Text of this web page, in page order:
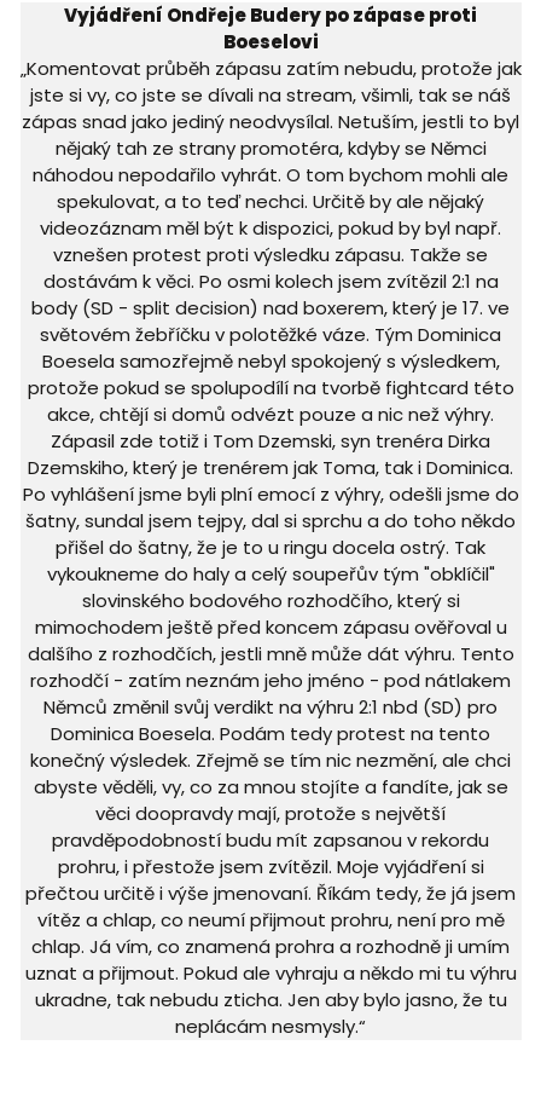
Vyjádření Ondřeje Budery po zápase proti
Boeselovi
„Komentovat průběh zápasu zatím nebudu, protože jak
jste si vy, co jste se dívali na stream, všimli, tak se náš
zápas snad jako jediný neodvysílal. Netuším, jestli to byl
nějaký tah ze strany promotéra, kdyby se Němci
náhodou nepodařilo vyhrát. O tom bychom mohli ale
spekulovat, a to teď nechci. Určitě by ale nějaký
videozáznam měl být k dispozici, pokud by byl např.
vznešen protest proti výsledku zápasu. Takže se
dostávám k věci. Po osmi kolech jsem zvítězil 2:1 na
body (SD - split decision) nad boxerem, který je 17. ve
světovém žebříčku v polotěžké váze. Tým Dominica
Boesela samozřejmě nebyl spokojený s výsledkem,
protože pokud se spolupodílí na tvorbě fightcard této
akce, chtějí si domů odvézt pouze a nic než výhry.
Zápasil zde totiž i Tom Dzemski, syn trenéra Dirka
Dzemskiho, který je trenérem jak Toma, tak i Dominica.
Po vyhlášení jsme byli plní emocí z výhry, odešli jsme do
šatny, sundal jsem tejpy, dal si sprchu a do toho někdo
přišel do šatny, že je to u ringu docela ostrý. Tak
vykoukneme do haly a celý soupeřův tým "obklíčil"
slovinského bodového rozhodčího, který si
mimochodem ještě před koncem zápasu ověřoval u
dalšího z rozhodčích, jestli mně může dát výhru. Tento
rozhodčí - zatím neznám jeho jméno - pod nátlakem
Němců změnil svůj verdikt na výhru 2:1 nbd (SD) pro
Dominica Boesela. Podám tedy protest na tento
konečný výsledek. Zřejmě se tím nic nezmění, ale chci
abyste věděli, vy, co za mnou stojíte a fandíte, jak se
věci doopravdy mají, protože s největší
pravděpodobností budu mít zapsanou v rekordu
prohru, i přestože jsem zvítězil. Moje vyjádření si
přečtou určitě i výše jmenovaní. Říkám tedy, že já jsem
vítěz a chlap, co neumí přijmout prohru, není pro mě
chlap. Já vím, co znamená prohra a rozhodně ji umím
uznat a přijmout. Pokud ale vyhraju a někdo mi tu výhru
ukradne, tak nebudu zticha. Jen aby bylo jasno, že tu
neplácám nesmysly.“